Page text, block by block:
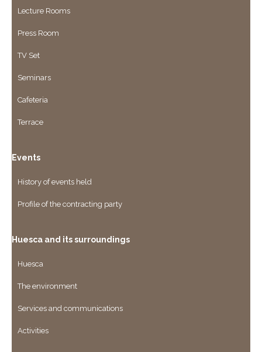
Lecture Rooms
Press Room
TV Set
Seminars
Cafeteria
Terrace
Events
History of events held
Profile of the contracting party
Huesca and its surroundings
Huesca
The environment
Services and communications
Activities